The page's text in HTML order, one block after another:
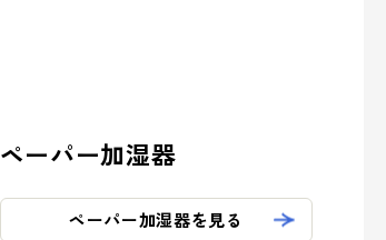
ペーパー加湿器
ペーパー加湿器を見る